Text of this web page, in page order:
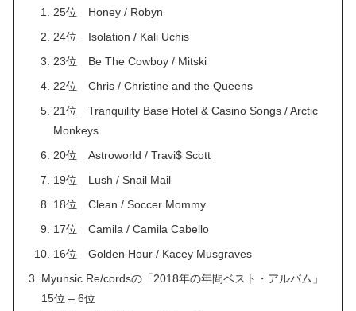
25位 Honey / Robyn
24位 Isolation / Kali Uchis
23位 Be The Cowboy / Mitski
22位 Chris / Christine and the Queens
21位 Tranquility Base Hotel & Casino Songs / Arctic
Monkeys
20位 Astroworld / Travi$ Scott
19位 Lush / Snail Mail
18位 Clean / Soccer Mommy
17位 Camila / Camila Cabello
16位 Golden Hour / Kacey Musgraves
Myunsic Re/cordsの「2018年の年間ベスト・アルバム」
15位 – 6位